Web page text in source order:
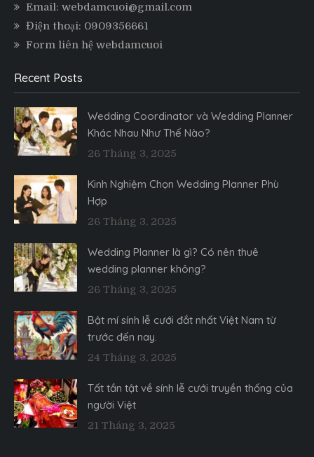
Email: webdamcuoi@gmail.com
Điện thoại: 0909356661
Form liên hệ webdamcuoi
Recent Posts
Wedding Coordinator và Wedding Planner
Khác Nhau Như Thế Nào?
26 Tháng 3, 2025
Kinh Nghiệm Chọn Wedding Planner Phù
Hợp
26 Tháng 3, 2025
Wedding Planner là gì? Có nên thuê
wedding planner không?
26 Tháng 3, 2025
Bật mí sính lễ cưới đắt nhất Việt Nam từ
trước đến nay.
24 Tháng 3, 2025
Tất tần tật về sính lễ cưới truyền thống của
người Việt
21 Tháng 3, 2025